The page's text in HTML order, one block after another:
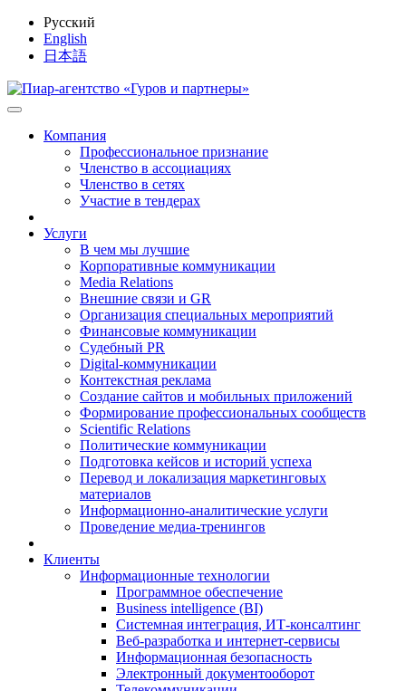
Русский
English
日本語
Компания
Профессиональное признание
Членство в ассоциациях
Членство в сетях
Участие в тендерах
Услуги
В чем мы лучшие
Корпоративные коммуникации
Media Relations
Внешние связи и GR
Организация специальных мероприятий
Финансовые коммуникации
Судебный PR
Digital-коммуникации
Контекстная реклама
Создание сайтов и мобильных приложений
Формирование профессиональных сообществ
Scientific Relations
Политические коммуникации
Подготовка кейсов и историй успеха
Перевод и локализация маркетинговых
материалов
Информационно-аналитические услуги
Проведение медиа-тренингов
Клиенты
Информационные технологии
Программное обеспечение
Business intelligence (BI)
Системная интеграция, ИТ-консалтинг
Веб-разработка и интернет-сервисы
Информационная безопасность
Электронный документооборот